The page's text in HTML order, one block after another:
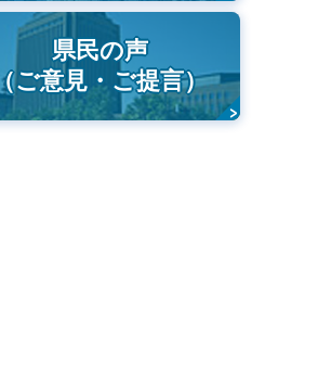
県民の声
（ご意見・ご提言）